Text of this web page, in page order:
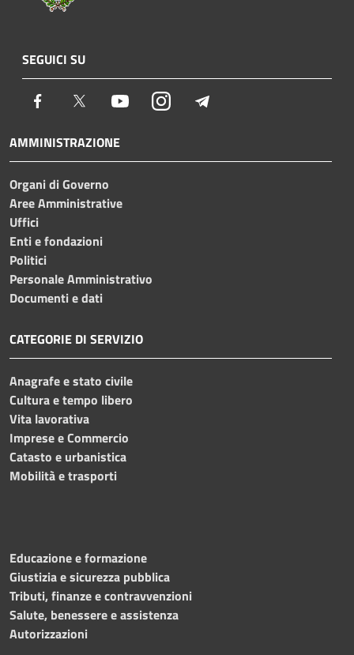
SEGUICI SU
Facebook Twitter YoutubeInstagram
AMMINISTRAZIONE
Organi di Governo
Aree Amministrative
Uffici
Enti e fondazioni
Politici
Personale Amministrativo
Documenti e dati
CATEGORIE DI SERVIZIO
Anagrafe e stato civile
Cultura e tempo libero
Vita lavorativa
Imprese e Commercio
Catasto e urbanistica
Mobilità e trasporti
Educazione e formazione
Giustizia e sicurezza pubblica
Tributi, finanze e contravvenzioni
Salute, benessere e assistenza
Autorizzazioni